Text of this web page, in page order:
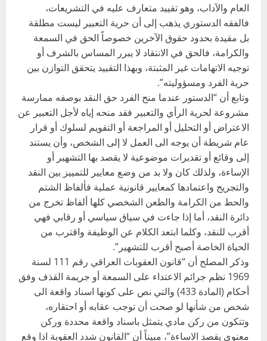
العام والآداب، وهو تقييد متعارف عليه في التشريعات،
فالفقه الدستوري يذهب إلى أن حرية التعبير ليست مطلقة
بل مقيدة بحدود حقوق الآخرين خصوصاً الحق في السمعة
والكرامة، فالحق في الانتقاد لا يبرر المساس بالشرف أو
توجيه الاتهامات غير المثبتة، وبهذا التقييد يتحقق التوازن بين
حرية الفرد ومسؤوليته”.
وتابع أن “الدستور عندما منح الفرد حق النقد بوصفه ممارسة
مشروعة لحرية الرأي والتعبير فقد منحه إياه لأجل التعبير عن
الاعتراض أو التحليل أو المراجعة أو التقويم لسلوك أو قرار
عام شريطة أن يوجه الى العمل لا إلى الشخص، وأن يستند
إلى وقائع أو تقديرات موضوعية لا يقصد بها التشهير أو
الإساءة، ولذلك كان ولا بد من وضع معايير للتمييز بين النقد
والتجريح واعتمادها كمعايير قانونية عملية فألفاظ الشتم
والحط من الكرامة والطعن الشخصي كلها ألفاظ تخرج من
دائرة النقد، أما إذا جاءت في سياق سياسي أو رقابي فهي
أقرب للنقد، وكلما ابتعد الكلام عن الوظيفة واقترب من
الحياة الخاصة أصبح أقرب للتشهير”.
وذكر المصلح أن “قانون العقوبات العراقي رقم 111 لسنة
1969 نظم جرائم الاعتداء على السمعة أو جريمة القذف وفق
أحكام (المادة 433) والتي نص على كونها اسناد واقعة الى
شخص من شأنها لو صحت أن توجب عقابه أو احتقاره،
وتتكون من ركن مادي يتمثل باسناد واقعة محددة وركن
معنوي يقصد الاساءة”، مبيناً أن “القانون شدد العقوبة اذا وقع